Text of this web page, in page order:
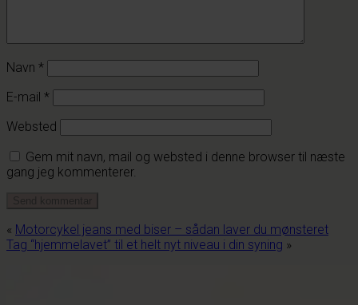
Navn *
E-mail *
Websted
Gem mit navn, mail og websted i denne browser til næste
gang jeg kommenterer.
« Motorcykel jeans med biser – sådan laver du mønsteret
Tag “hjemmelavet” til et helt nyt niveau i din syning »